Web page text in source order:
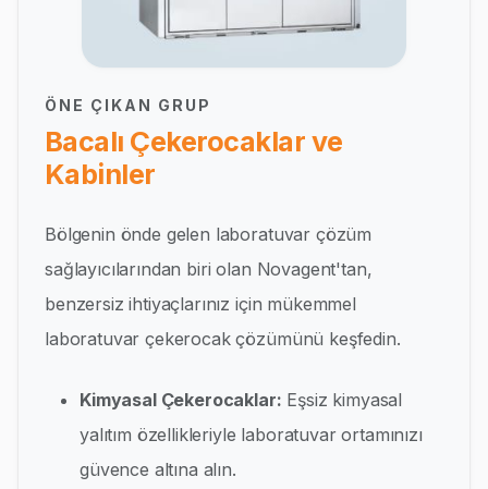
ÖNE ÇIKAN GRUP
Bacalı Çekerocaklar ve
Kabinler
Bölgenin önde gelen laboratuvar çözüm
sağlayıcılarından biri olan Novagent'tan,
benzersiz ihtiyaçlarınız için mükemmel
laboratuvar çekerocak çözümünü keşfedin.
Kimyasal Çekerocaklar: Eşsiz kimyasal
yalıtım özellikleriyle laboratuvar ortamınızı
güvence altına alın.